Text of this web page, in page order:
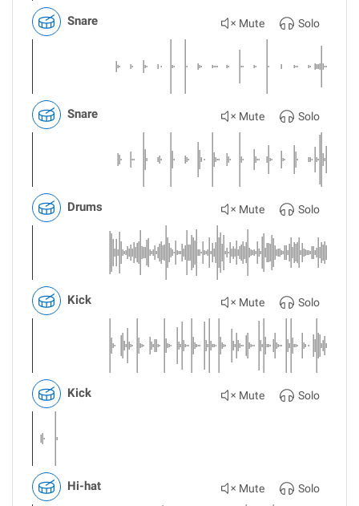
Snare Mute Solo
Snare Mute Solo
Drums Mute Solo
Kick Mute Solo
Kick Mute Solo
Hi-hat Mute Solo